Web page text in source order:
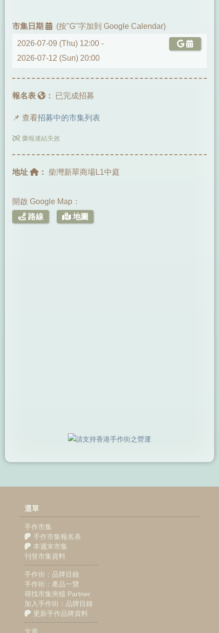
市集日期 (按"G"字加到 Google Calendar)
2026-07-09 (Thu) 12:00 -
2026-07-12 (Sun) 20:00
報名表 ： 已完成招募
📌 查看招募中的市集列表
彙報連結失效
地址 ： 柴灣新翠商場L1中庭
開啟 Google Map：
路線
地圖
選單
手作市集
手作市集報名表
本週末市集
刊登市集資料
手作街：品牌目錄
手作街：產品一覽
尋找市集夾檔 Partner
加入手作街：品牌目錄
更新手作品牌資料